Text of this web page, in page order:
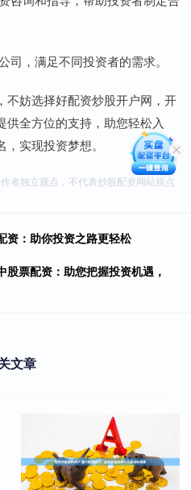
，满足不同投资者的需求。
不妨选择好配资炒股开户网，开
供全方位的支持，助您轻松入
实现投资梦想。
者独立观点，不代表炒股配资网站观点
资：助你投资之路更轻松
股票配资：助您把握投资机遇，
文章